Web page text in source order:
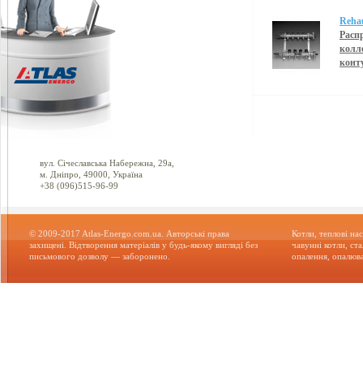
© 2009-2017 Atlas-Energo.com.ua. Авторські права
захищені. Відтворення матеріалів у будь-якому вигляді без
письмового дозволу — заборонено.
Котли, теплові
чавунні котли,
опалення,
вул. Січеславська Набережна, 29а,
м. Дніпро, 49000, Україна
+38 (096)515-96-99